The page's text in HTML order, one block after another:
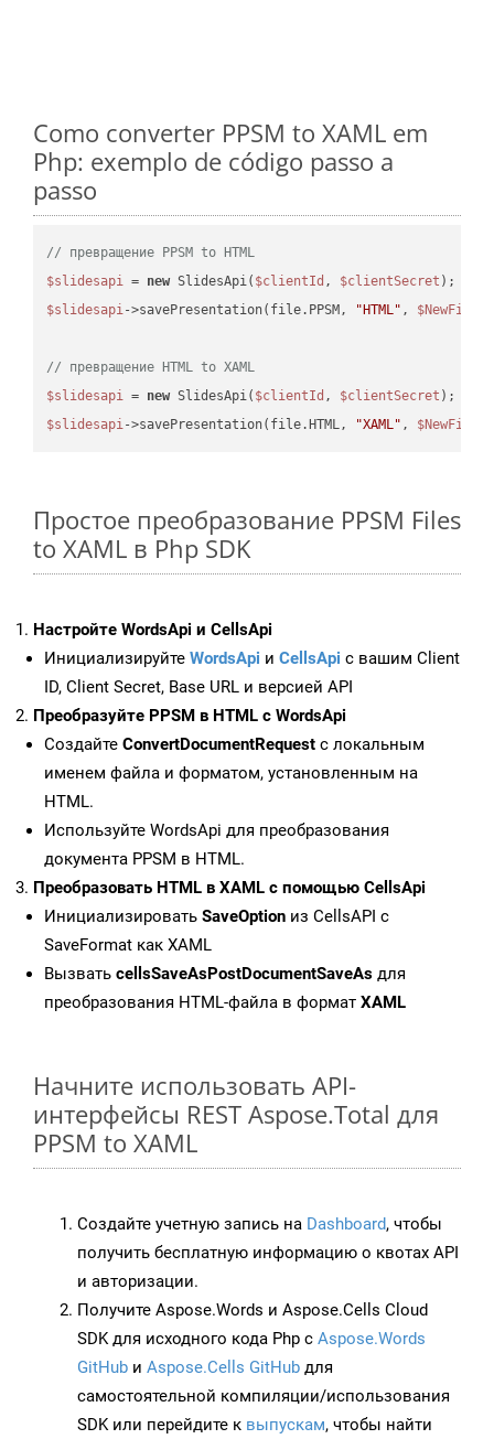
Como converter PPSM to XAML em
Php: exemplo de código passo a
passo
// превращение PPSM to HTML
$slidesapi = new SlidesApi( $clientId , $clientSecret
$slidesapi->savePresentation(file.PPSM, "HTML" , $NewFile
// превращение HTML to XAML
$slidesapi = new SlidesApi( $clientId , $clientSecret
$slidesapi->savePresentation(file.HTML, "XAML" , $NewFile
Простое преобразование PPSM Files
to XAML в Php SDK
Настройте WordsApi и CellsApi
Инициализируйте WordsApi и CellsApi с вашим Client
ID, Client Secret, Base URL и версией API
Преобразуйте PPSM в HTML с WordsApi
Создайте ConvertDocumentRequest с локальным
именем файла и форматом, установленным на
HTML.
Используйте WordsApi для преобразования
документа PPSM в HTML.
Преобразовать HTML в XAML с помощью CellsApi
Инициализировать SaveOption из CellsAPI с
SaveFormat как XAML
Вызвать cellsSaveAsPostDocumentSaveAs для
преобразования HTML-файла в формат XAML
Начните использовать API-
интерфейсы REST Aspose.Total для
PPSM to XAML
Создайте учетную запись на Dashboard, чтобы
получить бесплатную информацию о квотах API
и авторизации.
Получите Aspose.Words и Aspose.Cells Cloud
SDK для исходного кода Php с Aspose.Words
GitHub и Aspose.Cells GitHub для
самостоятельной компиляции/использования
SDK или перейдите к выпускам, чтобы найти